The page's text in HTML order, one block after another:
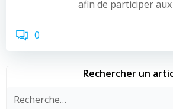
afin de participer
0
Rechercher un